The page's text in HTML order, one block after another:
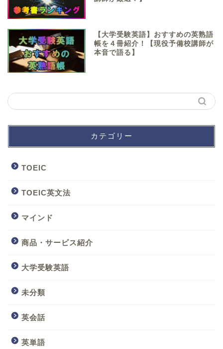
【大学受験英語】おすすめの英熟語
帳を４冊紹介！【現役予備校講師が
本音で語る】
カテゴリー
TOEIC
TOEIC英文法
マインド
商品・サービス紹介
大学受験英語
未分類
英会話
英単語